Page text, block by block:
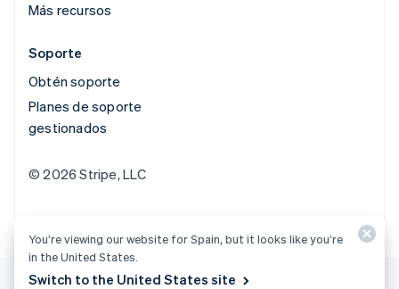
Más recursos
Soporte
Obtén soporte
Planes de soporte
gestionados
© 2026 Stripe, LLC
You’re viewing our website for Spain, but it looks like you’re
in the United States.
Switch to the United States site